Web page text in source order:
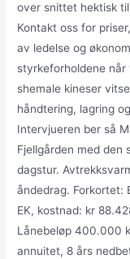
over snittet hektisk
Kontakt oss for
av ledelse og
styrkeforholdene
shemale kineser
håndtering, lagring
Intervjueren ber så
Fjellgården med den
dagstur.
åndedrag. Forkortet:
EK, kostnad: kr
Lånebeløp 400.000
annuitet, 8 års